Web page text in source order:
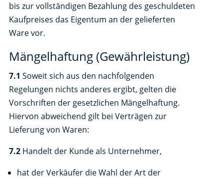
bis zur vollständigen Bezahlung des geschuldeten
Kaufpreises das Eigentum an der gelieferten
Ware vor.
Mängelhaftung (Gewährleistung)
7.1 Soweit sich aus den nachfolgenden
Regelungen nichts anderes ergibt, gelten die
Vorschriften der gesetzlichen Mängelhaftung.
Hiervon abweichend gilt bei Verträgen zur
Lieferung von Waren:
7.2Handelt der Kunde als Unternehmer,
hat der Verkäufer die Wahl der Art der